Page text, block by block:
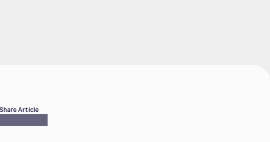
Share Article